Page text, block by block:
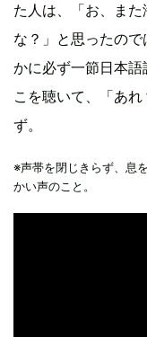
た人は、「お、ま
な？」と思ったの
かに必ず一節日本
こを聴いて、「あ
ず。
※声帯を閉じきらず、息
かい声のこと。